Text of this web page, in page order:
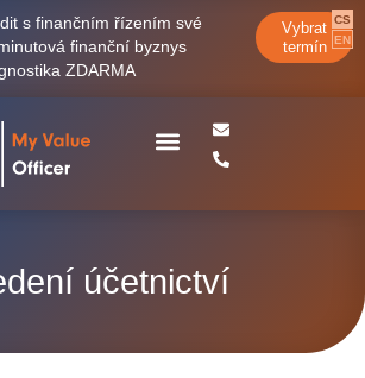
s finančním řízením své
finanční byznys
ZDARMA
Vybrat
termín
CS
EN
účetnictví